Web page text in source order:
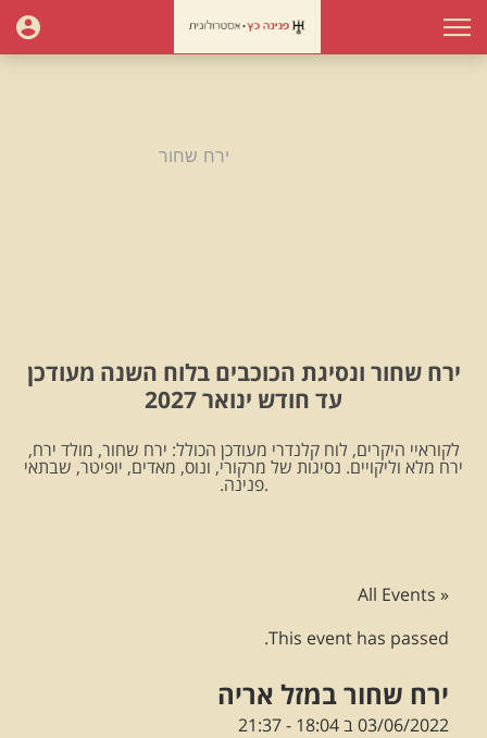
ירח שחור
ירח שחור ונסיגת הכוכבים בלוח השנה מעודכן
עד חודש ינואר 2027
לקוראיי היקרים, לוח קלנדרי מעודכן הכולל: ירח שחור, מולד ירח,
ירח מלא וליקויים. נסיגות של מרקורי, ונוס, מאדים, יופיטר, שבתאי
.פנינה.
« All Events
This event has passed.
ירח שחור במזל אריה
03/06/2022 ב 18:04 -
21:37